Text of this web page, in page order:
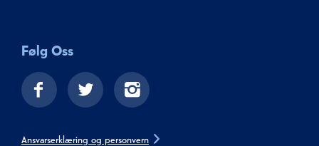
Følg Oss
Ansvarserklæring og personvern